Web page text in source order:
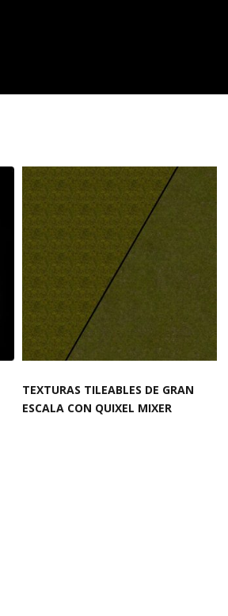
TEXTURAS TILEABLES DE GRAN
ESCALA CON QUIXEL MIXER